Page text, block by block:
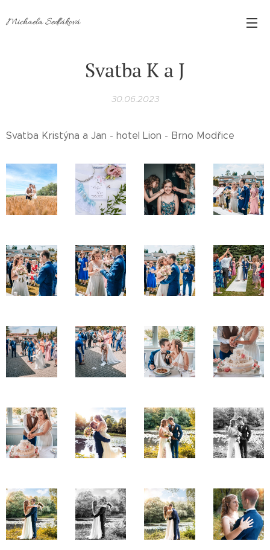
Michaela Sedláková
Svatba K a J
30.06.2023
Svatba Kristýna a Jan - hotel Lion - Brno Modřice